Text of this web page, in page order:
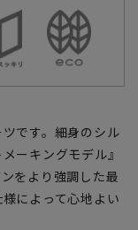
です。細身のシル
ーキングモデル』
をより強調した最
によって心地よい